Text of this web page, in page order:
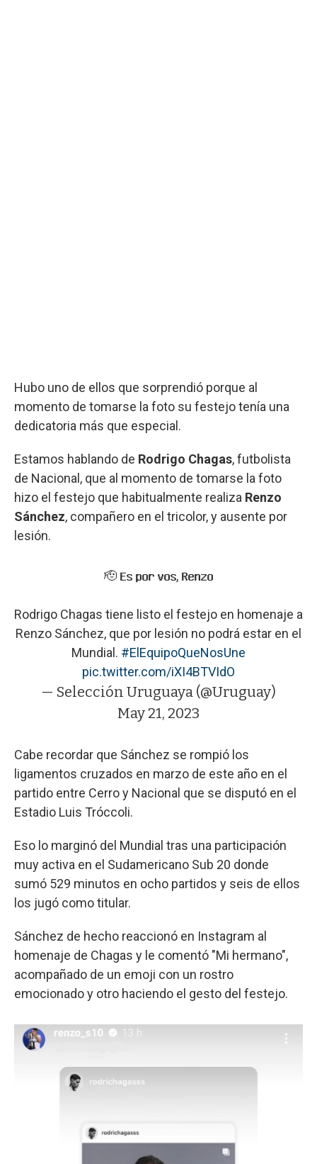
Hubo uno de ellos que sorprendió porque al
momento de tomarse la foto su festejo tenía una
dedicatoria más que especial.
Estamos hablando de Rodrigo Chagas, futbolista
de Nacional, que al momento de tomarse la foto
hizo el festejo que habitualmente realiza Renzo
Sánchez, compañero en el tricolor, y ausente por
lesión.
🫡 𝐄𝐬 𝐩𝐨𝐫 𝐯𝐨𝐬, 𝐑𝐞𝐧𝐳𝐨
Rodrigo Chagas tiene listo el festejo en homenaje a
Renzo Sánchez, que por lesión no podrá estar en el
Mundial. #ElEquipoQueNosUne
pic.twitter.com/iXI4BTVIdO
— Selección Uruguaya (@Uruguay)
May 21, 2023
Cabe recordar que Sánchez se rompió los
ligamentos cruzados en marzo de este año en el
partido entre Cerro y Nacional que se disputó en el
Estadio Luis Tróccoli.
Eso lo marginó del Mundial tras una participación
muy activa en el Sudamericano Sub 20 donde
sumó 529 minutos en ocho partidos y seis de ellos
los jugó como titular.
Sánchez de hecho reaccionó en Instagram al
homenaje de Chagas y le comentó "Mi hermano",
acompañado de un emoji con un rostro
emocionado y otro haciendo el gesto del festejo.